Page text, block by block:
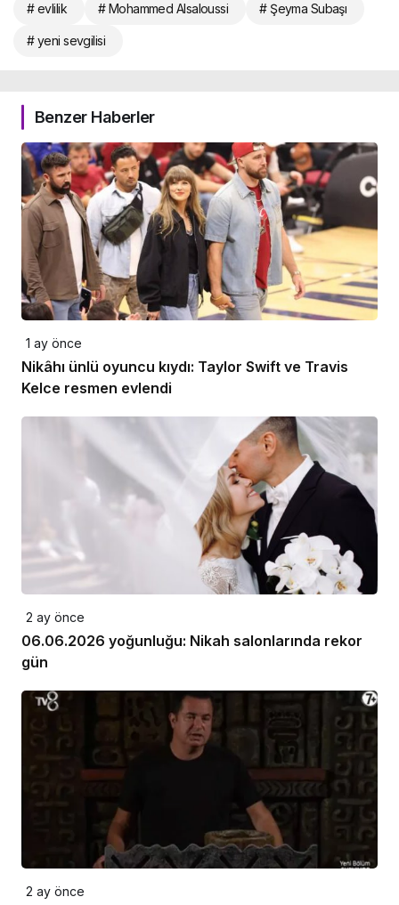
# evlilik # Mohammed Alsaloussi # Şeyma Subaşı
# yeni sevgilisi
Benzer Haberler
1 ay önce
Nikâhı ünlü oyuncu kıydı: Taylor Swift ve Travis
Kelce resmen evlendi
2 ay önce
06.06.2026 yoğunluğu: Nikah salonlarında rekor
gün
2 ay önce